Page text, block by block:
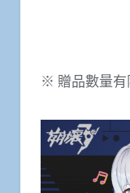
※ 贈品數量有